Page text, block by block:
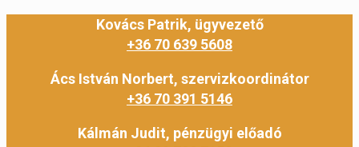
Kovács Patrik, ügyvezető
+36 70 639 5608
Ács István Norbert, szervizkoordinátor
+36 70 391 5146
Kálmán Judit, pénzügyi előadó